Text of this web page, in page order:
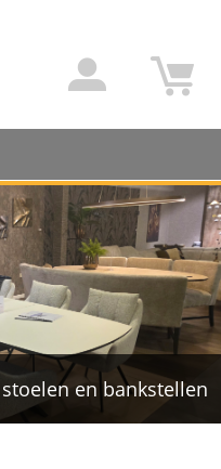
en bankstellen
bankstellen